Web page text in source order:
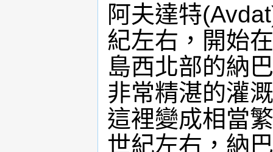
阿夫達特
紀左右，開始
島西北部的納
非常精湛的灌
這裡變成相當
世紀左右，納